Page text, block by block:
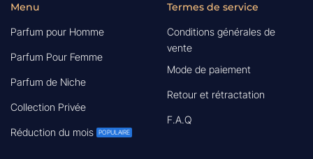
Menu
Parfum pour Homme
Parfum Pour Femme
Parfum de Niche
Collection Privée
Réduction du mois
Termes de service
Conditions générales de
vente
Mode de paiement
Retour et rétractation
F.A.Q